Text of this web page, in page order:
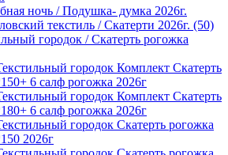
ночь / Подушка- думка 2026г.
текстиль / Скатерти 2026г. (50)
городок / Скатерть рогожка
городок Комплект Скатерть
6 салф рогожка 2026г
городок Комплект Скатерть
6 салф рогожка 2026г
городок Скатерть рогожка
2026г